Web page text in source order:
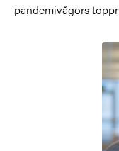
pandemivågors